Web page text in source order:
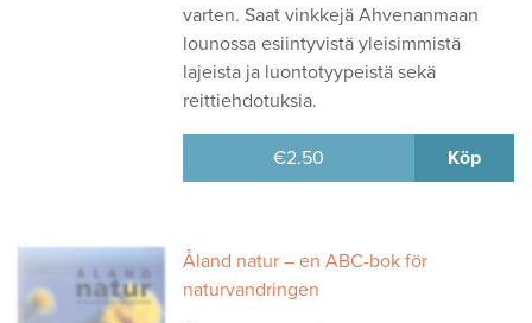
varten. Saat vinkkejä Ahvenanmaan
lounossa esiintyvistä yleisimmistä
lajeista ja luontotyypeistä sekä
reittiehdotuksia.
€2.50 Köp
Åland natur – en ABC-bok för
naturvandringen